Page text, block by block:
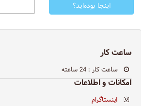
اینجا بوده‌اید؟
ساعت کار
ساعت کار : 24 ساعته
امکانات و اطلاعات
اینستاگرام